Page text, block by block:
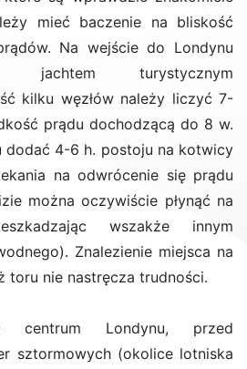
mieć baczenie na bliskość
Na wejście do Londynu
jachtem turystycznym
kilku węzłów należy liczyć 7-
prądu dochodzącą do 8 w.
dodać 4-6 h. postoju na kotwicy
na odwrócenie się prądu
można oczywiście płynąć na
wszakże innym
Znalezienie miejsca na
toru nie nastręcza trudności.
Londynu, przed
sztormowych (okolice lotniska